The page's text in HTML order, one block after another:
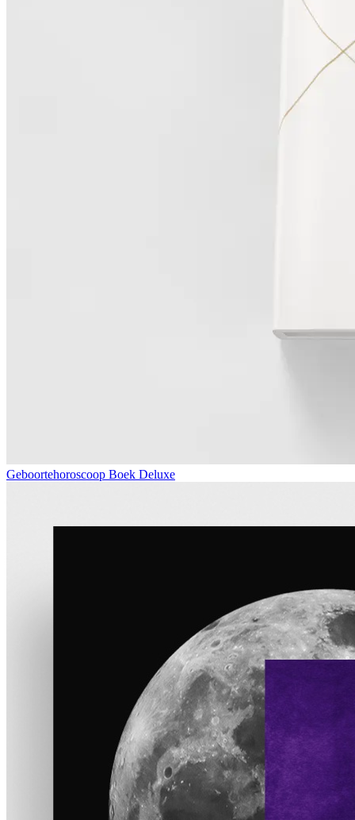
Geboortehoroscoop Boek Deluxe